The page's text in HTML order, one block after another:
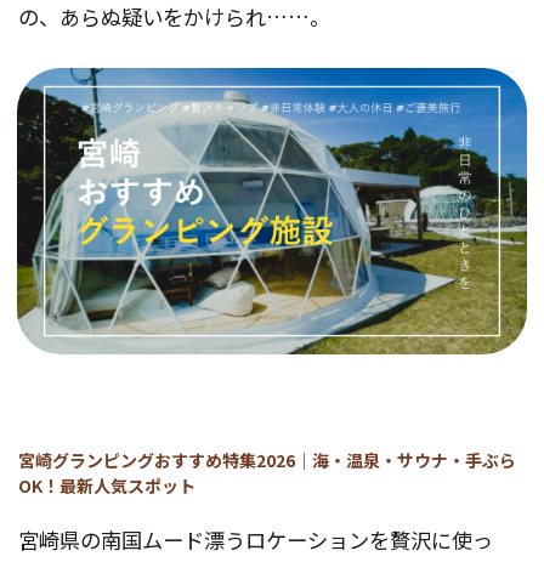
の、あらぬ疑いをかけられ……。
宮崎グランピングおすすめ特集2026｜海・温泉・サウナ・手ぶら
OK！最新人気スポット
宮崎県の南国ムード漂うロケーションを贅沢に使っ